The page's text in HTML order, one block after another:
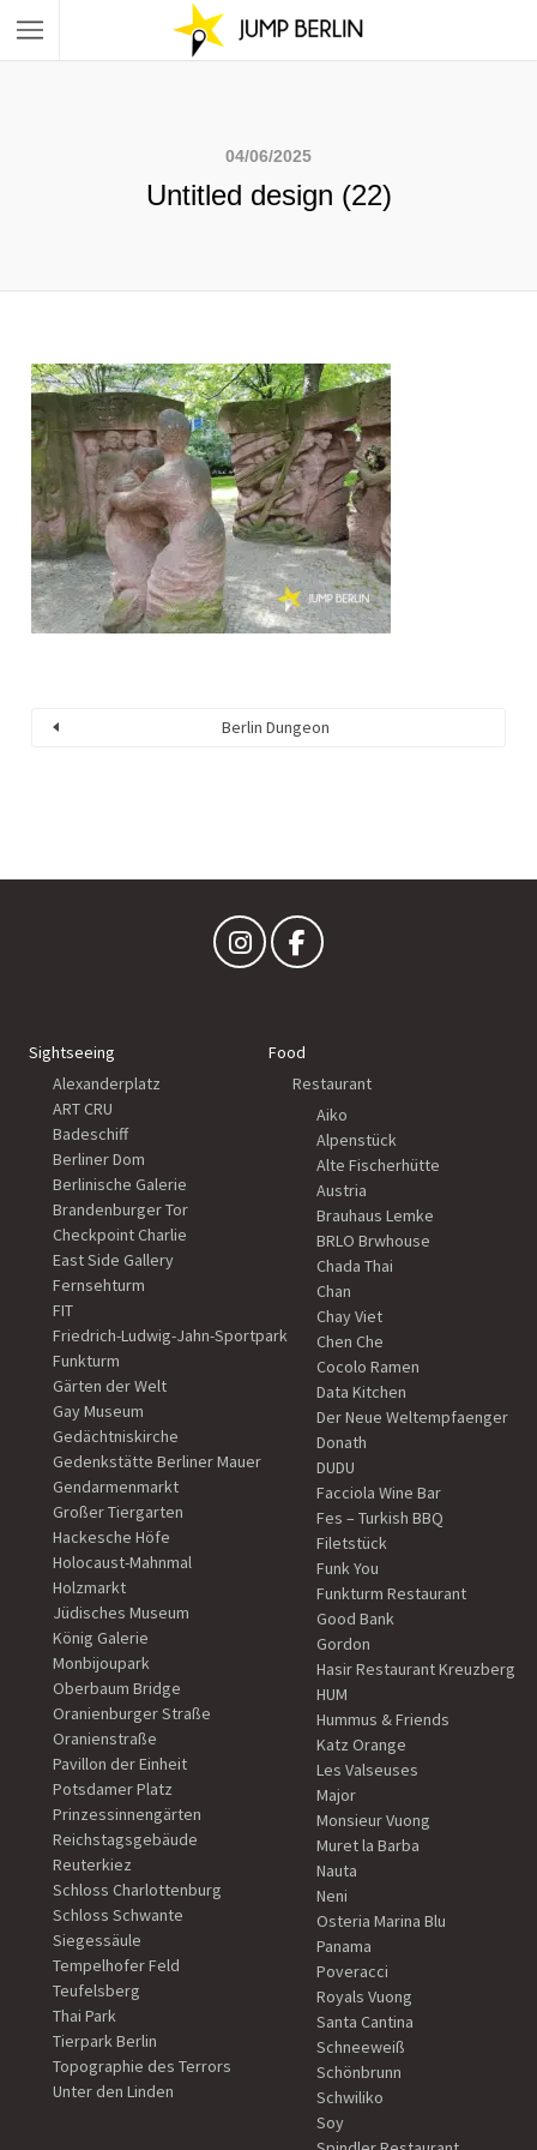
04/06/2025
Untitled design (22)
Berlin Dungeon
Sightseeing
Alexanderplatz
ART CRU
Badeschiff
Berliner Dom
Berlinische Galerie
Brandenburger Tor
Checkpoint Charlie
East Side Gallery
Fernsehturm
FIT
Friedrich-Ludwig-Jahn-Sportpark
Funkturm
Gärten der Welt
Gay Museum
Gedächtniskirche
Gedenkstätte Berliner Mauer
Gendarmenmarkt
Großer Tiergarten
Hackesche Höfe
Holocaust-Mahnmal
Holzmarkt
Jüdisches Museum
König Galerie
Monbijoupark
Oberbaum Bridge
Oranienburger Straße
Oranienstraße
Pavillon der Einheit
Potsdamer Platz
Prinzessinnengärten
Reichstagsgebäude
Reuterkiez
Schloss Charlottenburg
Schloss Schwante
Siegessäule
Tempelhofer Feld
Teufelsberg
Thai Park
Tierpark Berlin
Topographie des Terrors
Unter den Linden
Food
Restaurant
Aiko
Alpenstück
Alte Fischerhütte
Austria
Brauhaus Lemke
BRLO Brwhouse
Chada Thai
Chan
Chay Viet
Chen Che
Cocolo Ramen
Data Kitchen
Der Neue Weltempfaenger
Donath
DUDU
Facciola Wine Bar
Fes – Turkish BBQ
Filetstück
Funk You
Funkturm Restaurant
Good Bank
Gordon
Hasir Restaurant Kreuzberg
HUM
Hummus & Friends
Katz Orange
Les Valseuses
Major
Monsieur Vuong
Muret la Barba
Nauta
Neni
Osteria Marina Blu
Panama
Poveracci
Royals Vuong
Santa Cantina
Schneeweiß
Schönbrunn
Schwiliko
Soy